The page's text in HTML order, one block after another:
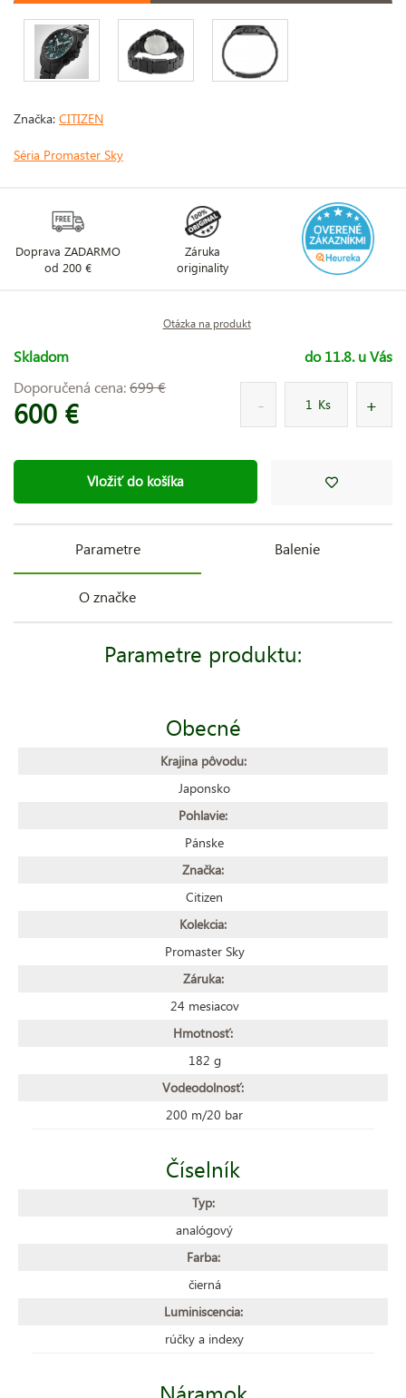
Značka: CITIZEN
Séria Promaster Sky
Doprava ZADARMO
od 200 €
Záruka
originality
Otázka na produkt
Skladom
do 11.8. u Vás
Doporučená cena:699 €
600 € Ks
Vložiť do košíka
Parametre Balenie
O značke
Parametre produktu:
Obecné
Krajina pôvodu:
Japonsko
Pohlavie:
Pánske
Značka:
Citizen
Kolekcia:
Promaster Sky
Záruka:
24 mesiacov
Hmotnosť:
182 g
Vodeodolnosť:
200 m/20 bar
Číselník
Typ:
analógový
Farba:
čierná
Luminiscencia:
rúčky a indexy
Náramok